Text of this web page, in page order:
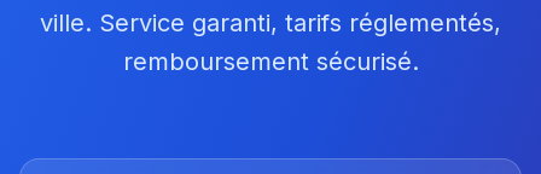
ville. Service garanti, tarifs réglementés,
remboursement sécurisé.